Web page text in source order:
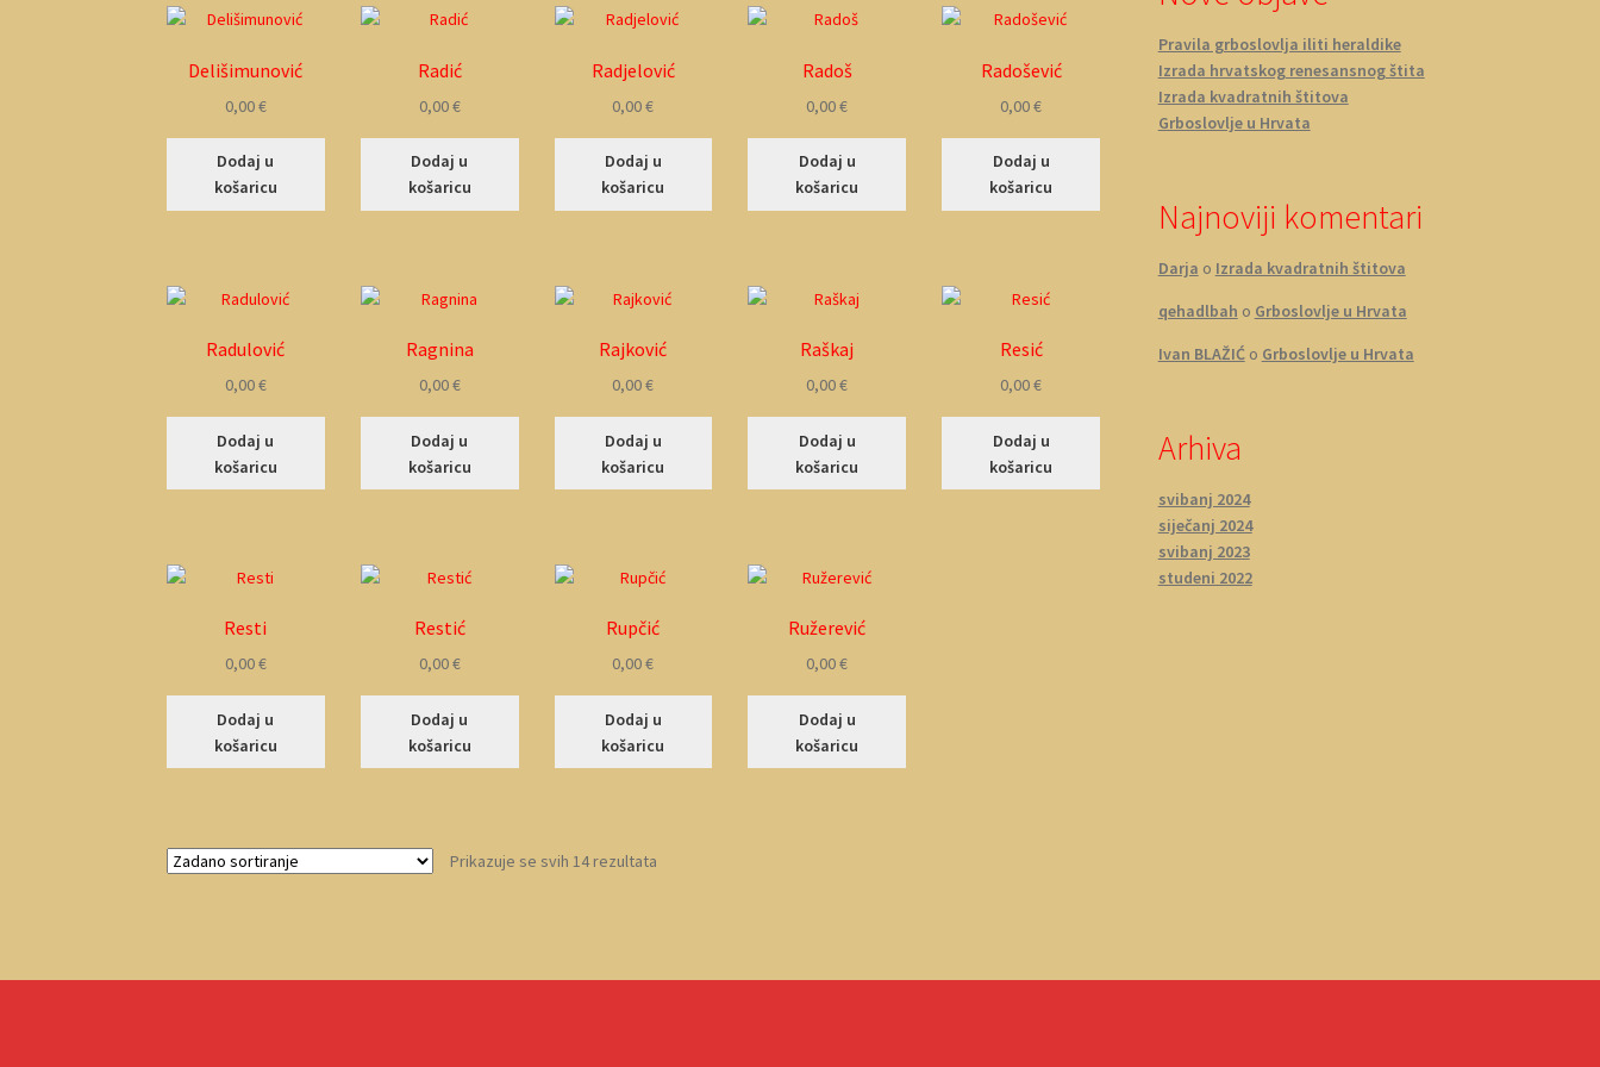
Delišimunović
0,00€
Dodaj u
košaricu
Radić
0,00€
Dodaj u
košaricu
Radjelović
0,00€
Dodaj u
košaricu
Radoš
0,00€
Dodaj u
košaricu
Radošević
0,00€
Dodaj u
košaricu
Radulović
0,00€
Dodaj u
košaricu
Ragnina
0,00€
Dodaj u
košaricu
Rajković
0,00€
Dodaj u
košaricu
Raškaj
0,00€
Dodaj u
košaricu
Resić
0,00€
Dodaj u
košaricu
Resti
0,00€
Dodaj u
košaricu
Restić
0,00€
Dodaj u
košaricu
Rupčić
0,00€
Dodaj u
košaricu
Ružerević
0,00€
Dodaj u
košaricu
Prikazuje se svih 14 rezultata
Pravila grboslovlja iliti heraldike
Izrada hrvatskog renesansnog štita
Izrada kvadratnih štitova
Grboslovlje u Hrvata
Najnoviji komentari
Darja o Izrada kvadratnih štitova
qehadlbah o Grboslovlje u Hrvata
Ivan BLAŽIĆo Grboslovlje u Hrvata
Arhiva
svibanj 2024
siječanj 2024
svibanj 2023
studeni 2022